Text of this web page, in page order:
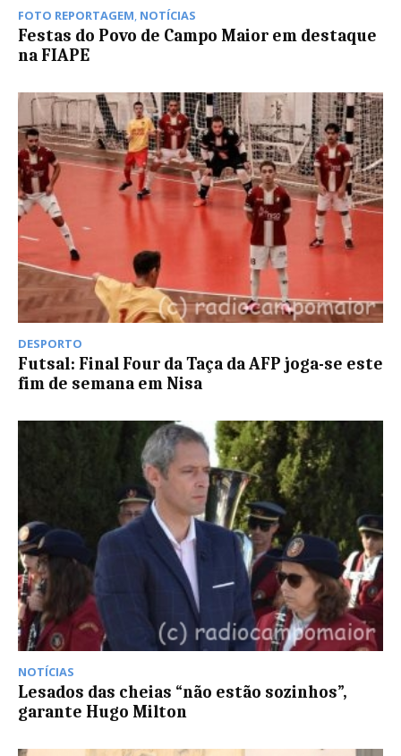
FOTO REPORTAGEM, NOTÍCIAS
Festas do Povo de Campo Maior em destaque
na FIAPE
DESPORTO
Futsal: Final Four da Taça da AFP joga-se este
fim de semana em Nisa
NOTÍCIAS
Lesados das cheias “não estão sozinhos”,
garante Hugo Milton